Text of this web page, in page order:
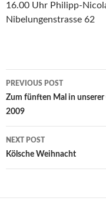
16.00 Uhr Philipp-
Nibelungenstrasse 62
Post
navigation
PREVIOUS POST
Zum fünften Mal in
2009
NEXT POST
Kölsche Weihnacht